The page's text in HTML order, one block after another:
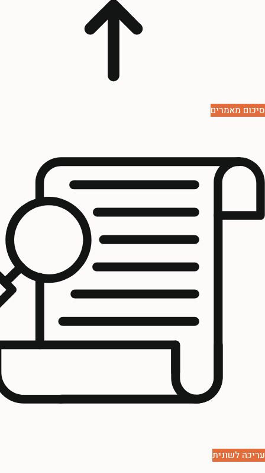
סיכום מאמרים
עריכה לשונית